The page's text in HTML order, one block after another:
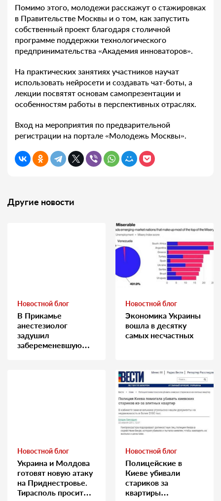
Помимо этого, молодежи расскажут о стажировках
в Правительстве Москвы и о том, как запустить
собственный проект благодаря столичной
программе поддержки технологического
предпринимательства «Академия инноваторов».
На практических занятиях участников научат
использовать нейросети и создавать чат-боты, а
лекции посвятят основам самопрезентации и
особенностям работы в перспективных отраслях.
Вход на мероприятия по предварительной
регистрации на портале «Молодежь Москвы».
Другие новости
Новостной блог
В Прикамье
анестезиолог
задушил
забеременевшую
Новостной блог
Экономика Украины
вошла в десятку
самых несчастных
Новостной блог
Украина и Молдова
готовят новую атаку
на Приднестровье.
Тирасполь просит
Новостной блог
Полицейские в
Киеве убивали
стариков за
квартиры…